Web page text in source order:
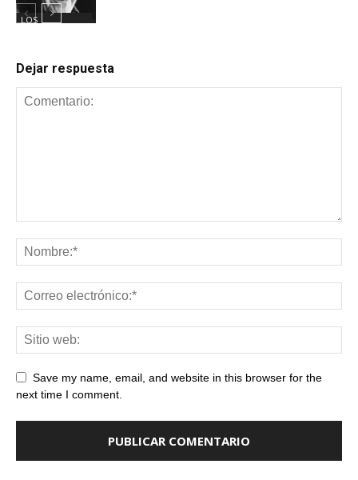
LOS
Dejar respuesta
Save my name, email, and website in this browser for the
next time I comment.